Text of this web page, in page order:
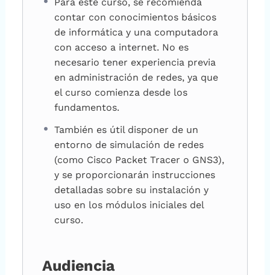
contar con conocimientos básicos
de informática y una computadora
con acceso a internet. No es
necesario tener experiencia previa
en administración de redes, ya que
el curso comienza desde los
fundamentos.
También es útil disponer de un
entorno de simulación de redes
(como Cisco Packet Tracer o GNS3),
y se proporcionarán instrucciones
detalladas sobre su instalación y
uso en los módulos iniciales del
curso.
Audiencia